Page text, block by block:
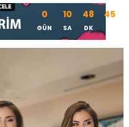
0
GÜN
10
SA
48
DK
45